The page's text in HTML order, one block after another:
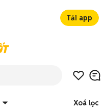
Tải app
Xoá lọc